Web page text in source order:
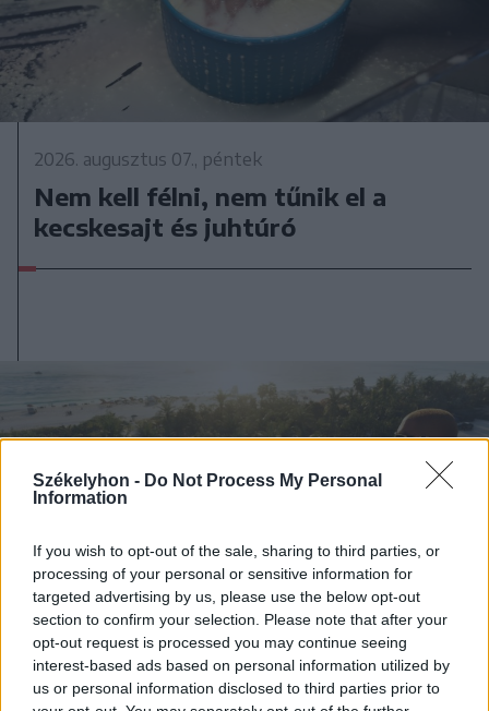
Székelyhon - Do Not Process My Personal
Information
If you wish to opt-out of the sale, sharing to third parties, or
processing of your personal or sensitive information for
targeted advertising by us, please use the below opt-out
section to confirm your selection. Please note that after your
opt-out request is processed you may continue seeing
interest-based ads based on personal information utilized by
us or personal information disclosed to third parties prior to
2026. augusztus 07., péntek
Nem kell félni, nem tűnik el a
kecskesajt és juhtúró
2026. augusztus 06., csütörtök